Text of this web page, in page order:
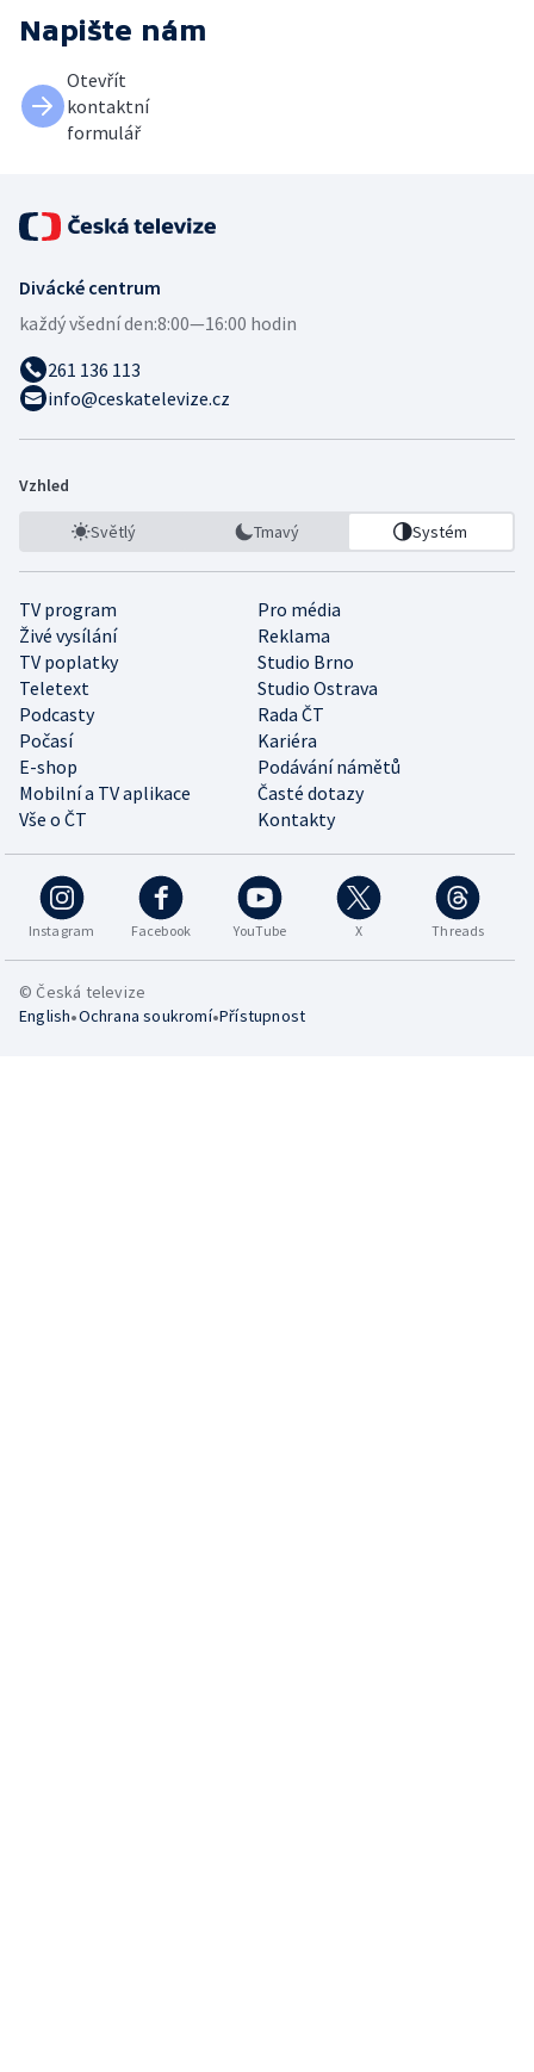
Napište nám
Otevřít
kontaktní
formulář
Divácké centrum
každý všední den:8:00—16:00 hodin
261 136 113
info@ceskatelevize.cz
Vzhled
Světlý Tmavý Systém
TV program
Pro média
Živé vysílání
Reklama
TV poplatky
Studio Brno
Teletext
Studio Ostrava
Podcasty
Rada ČT
Počasí
Kariéra
E-shop
Podávání námětů
Mobilní a TV aplikace
Časté dotazy
Vše o ČT
Kontakty
Instagram Facebook YouTube X Threads
© Česká televize
English•Ochrana soukromí•Přístupnost